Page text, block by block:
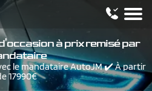
à prix remisé par
le mandataire AutoJM ✔️ À partir
17990€